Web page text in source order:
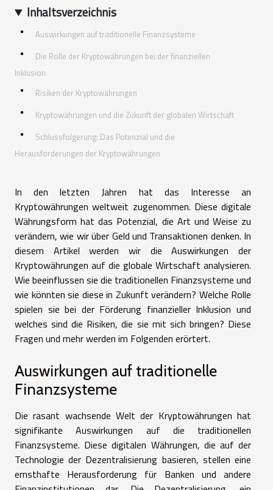
Inhaltsverzeichnis
Auswirkungen auf traditionelle Finanzsysteme
Die Rolle der Kryptowährungen bei der finanziellen
Inklusion
Risiken der Kryptowährungen
Kryptowährungen und die Zukunft der globalen Wirtschaft
Schlussfolgerung: Das Potenzial und die
Herausforderungen der Kryptowährungen
In den letzten Jahren hat das Interesse an
Kryptowährungen weltweit zugenommen. Diese digitale
Währungsform hat das Potenzial, die Art und Weise zu
verändern, wie wir über Geld und Transaktionen denken. In
diesem Artikel werden wir die Auswirkungen der
Kryptowährungen auf die globale Wirtschaft analysieren.
Wie beeinflussen sie die traditionellen Finanzsysteme und
wie könnten sie diese in Zukunft verändern? Welche Rolle
spielen sie bei der Förderung finanzieller Inklusion und
welches sind die Risiken, die sie mit sich bringen? Diese
Fragen und mehr werden im Folgenden erörtert.
Auswirkungen auf traditionelle
Finanzsysteme
Die rasant wachsende Welt der Kryptowährungen hat
signifikante Auswirkungen auf die traditionellen
Finanzsysteme. Diese digitalen Währungen, die auf der
Technologie der Dezentralisierung basieren, stellen eine
ernsthafte Herausforderung für Banken und andere